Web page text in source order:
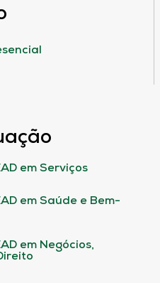
em Serviços
em Saúde e Bem-
em Negócios,